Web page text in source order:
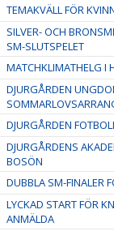
TEMAKVÄLL FÖR
SILVER- OCH
SM-SLUTSPELET
MATCHKLIMATHELG I
DJURGÅRDEN
DJURGÅRDEN
DJURGÅRDENS
BOSÖN
DUBBLA SM-FINALER
LYCKAD START FÖR
ANMÄLDA